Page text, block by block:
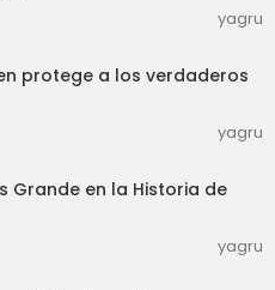
yagru
protege a los verdaderos
yagru
Grande en la Historia de
yagru